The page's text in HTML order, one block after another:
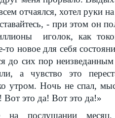
отчаялся, хотел руки
- при этом он
иголок, как
новое для себя
до сих пор
а чувство это
утром. Ночь не спал,
Вот это да! Вот это да!»
на послушании